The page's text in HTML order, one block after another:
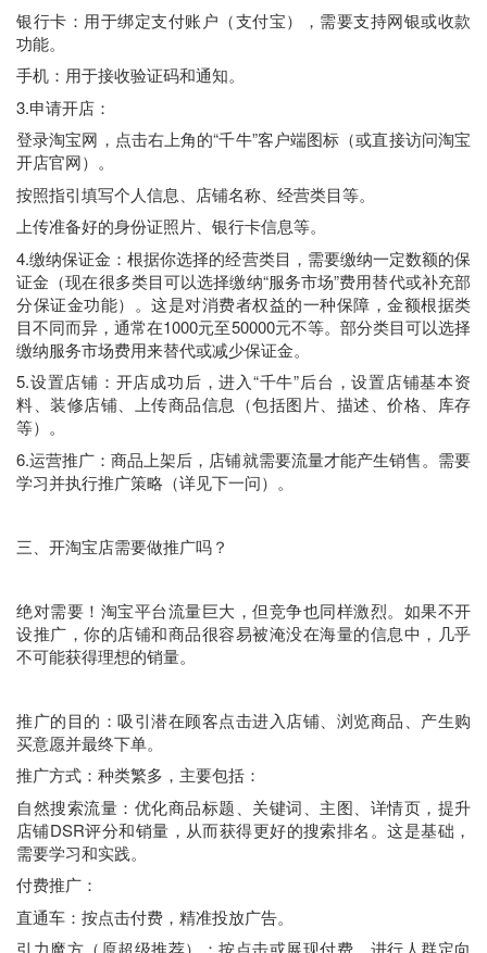
银行卡：用于绑定支付账户（支付宝），需要支持网银或收款
功能。
手机：用于接收验证码和通知。
3.申请开店：
登录淘宝网，点击右上角的“千牛”客户端图标（或直接访问淘宝
开店官网）。
按照指引填写个人信息、店铺名称、经营类目等。
上传准备好的身份证照片、银行卡信息等。
4.缴纳保证金：根据你选择的经营类目，需要缴纳一定数额的保
证金（现在很多类目可以选择缴纳“服务市场”费用替代或补充部
分保证金功能）。这是对消费者权益的一种保障，金额根据类
目不同而异，通常在1000元至50000元不等。部分类目可以选择
缴纳服务市场费用来替代或减少保证金。
5.设置店铺：开店成功后，进入“千牛”后台，设置店铺基本资
料、装修店铺、上传商品信息（包括图片、描述、价格、库存
等）。
6.运营推广：商品上架后，店铺就需要流量才能产生销售。需要
学习并执行推广策略（详见下一问）。
三、开淘宝店需要做推广吗？
绝对需要！淘宝平台流量巨大，但竞争也同样激烈。如果不开
设推广，你的店铺和商品很容易被淹没在海量的信息中，几乎
不可能获得理想的销量。
推广的目的：吸引潜在顾客点击进入店铺、浏览商品、产生购
买意愿并最终下单。
推广方式：种类繁多，主要包括：
自然搜索流量：优化商品标题、关键词、主图、详情页，提升
店铺DSR评分和销量，从而获得更好的搜索排名。这是基础，
需要学习和实践。
付费推广：
直通车：按点击付费，精准投放广告。
引力魔方（原超级推荐）：按点击或展现付费，进行人群定向